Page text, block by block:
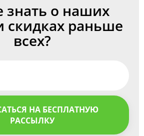
знать о наших
скидках раньше
всех?
НА БЕСПЛАТНУЮ
РАССЫЛКУ